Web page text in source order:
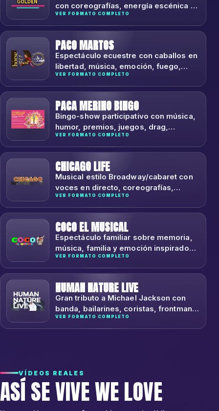
con coreografías, energía escénica y
cultura fan.
VER FORMATO COMPLETO
PACO MARTOS
Espectáculo ecuestre con caballos en
libertad, música, emoción, fuego,
efectos y puesta en escena.
VER FORMATO COMPLETO
PACA MERINO BINGO
Bingo-show participativo con música,
humor, premios, juegos, drag,
bailarines y actuaciones en directo.
VER FORMATO COMPLETO
CHICAGO LIFE
Musical estilo Broadway/cabaret con
voces en directo, coreografías,
humor, amor y puesta en escena
teatral.
VER FORMATO COMPLETO
COCO EL MUSICAL
Espectáculo familiar sobre memoria,
música, familia y emoción inspirado
en el universo del Día de los Muertos.
VER FORMATO COMPLETO
HUMAN NATURE LIVE
Gran tributo a Michael Jackson con
banda, bailarines, coristas, frontman y
producción de alto impacto.
VER FORMATO COMPLETO
VÍDEOS REALES
ASÍ SE VIVE WE LOVE